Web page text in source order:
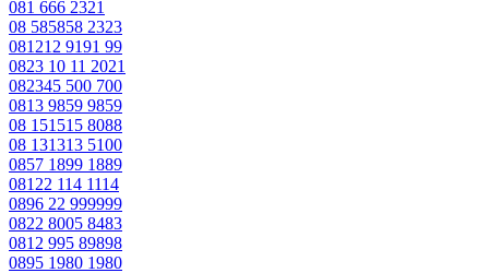
081 666 2321
08 585858 2323
081212 9191 99
0823 10 11 2021
082345 500 700
0813 9859 9859
08 151515 8088
08 131313 5100
0857 1899 1889
08122 114 1114
0896 22 999999
0822 8005 8483
0812 995 89898
0895 1980 1980